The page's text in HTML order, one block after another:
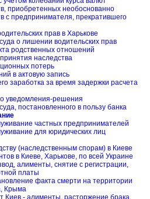
приобретенных необоснованно
с предпринимателя, прекратившего
прав в Харькове
о лишении водительских прав
родственных отношений
наследства
потерь
в актовую запись
заработка за время задержки расчета
уведомления-решения
постановленного в пользу банка
частных предпринимателей
для юридических лиц
(наследственным спорам) в Киеве
в Киеве, Харькове, по всей Украине
алименты, снятие с регистрации,
платы
факта смерти на территории
Крыма